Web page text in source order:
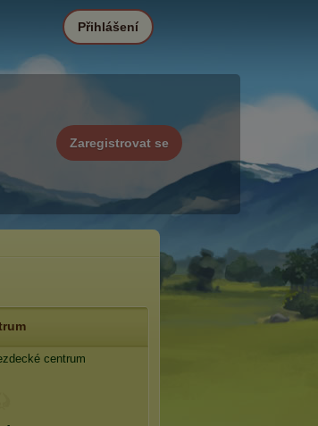
Zaregistrovat se
Přihlášení
centrum